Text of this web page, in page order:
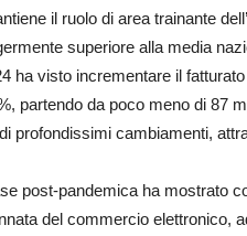
il ruolo di area trainante
superiore alla media
ha visto incrementare il
partendo da poco meno di 87
profondissimi cambiamenti,
post-pandemica ha mostrato
del commercio elettronico,